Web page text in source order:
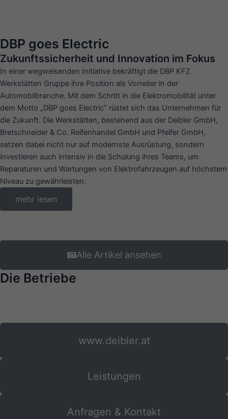
DBP goes Electric
Zukunftssicherheit und Innovation im Fokus
In einer wegweisenden Initiative bekräftigt die DBP KFZ
Werkstätten Gruppe ihre Position als Vorreiter in der
Automobilbranche. Mit dem Schritt in die Elektromobilität unter
dem Motto „DBP goes Electric“ rüstet sich das Unternehmen für
die Zukunft. Die Werkstätten, bestehend aus der Deibler GmbH,
Bretschneider & Co. Reifenhandel GmbH und Pfeifer GmbH,
setzen dabei nicht nur auf modernste Ausrüstung, sondern
investieren auch intensiv in die Schulung ihres Teams, um
Reparaturen und Wartungen von Elektrofahrzeugen auf höchstem
Niveau zu gewährleisten.
mehr lesen
Alle Artikel ansehen
Die Betriebe
www.deibler.at
Leistungen
Anfragen & Kontakt